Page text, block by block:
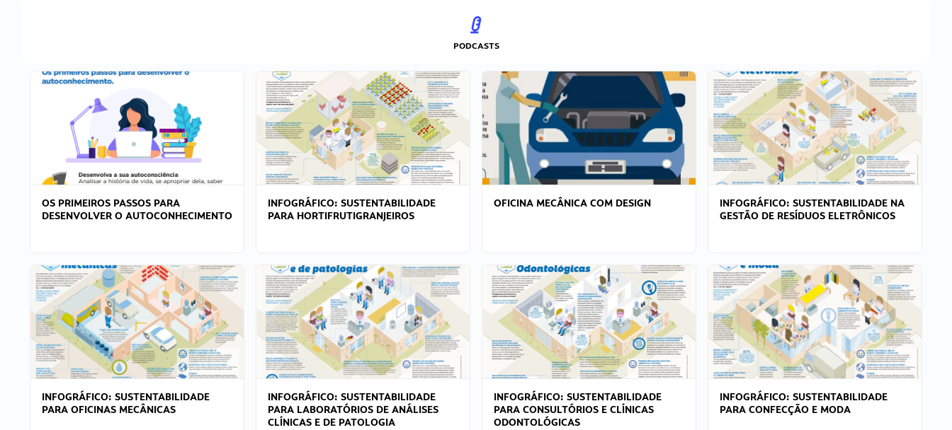
PODCASTS
OS PRIMEIROS PASSOS PARA
DESENVOLVER O AUTOCONHECIMENTO
INFOGRÁFICO: SUSTENTABILIDADE
PARA HORTIFRUTIGRANJEIROS
OFICINA MECÂNICA COM DESIGN
INFOGRÁFICO: SUSTENTABILIDADE NA
GESTÃO DE RESÍDUOS ELETRÔNICOS
INFOGRÁFICO: SUSTENTABILIDADE
PARA OFICINAS MECÂNICAS
INFOGRÁFICO: SUSTENTABILIDADE
PARA LABORATÓRIOS DE ANÁLISES
CLÍNICAS E DE PATOLOGIA
INFOGRÁFICO: SUSTENTABILIDADE
PARA CONSULTÓRIOS E CLÍNICAS
ODONTOLÓGICAS
INFOGRÁFICO: SUSTENTABILIDADE
PARA CONFECÇÃO E MODA